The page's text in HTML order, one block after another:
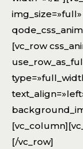
[vc_row
[/vc_row]